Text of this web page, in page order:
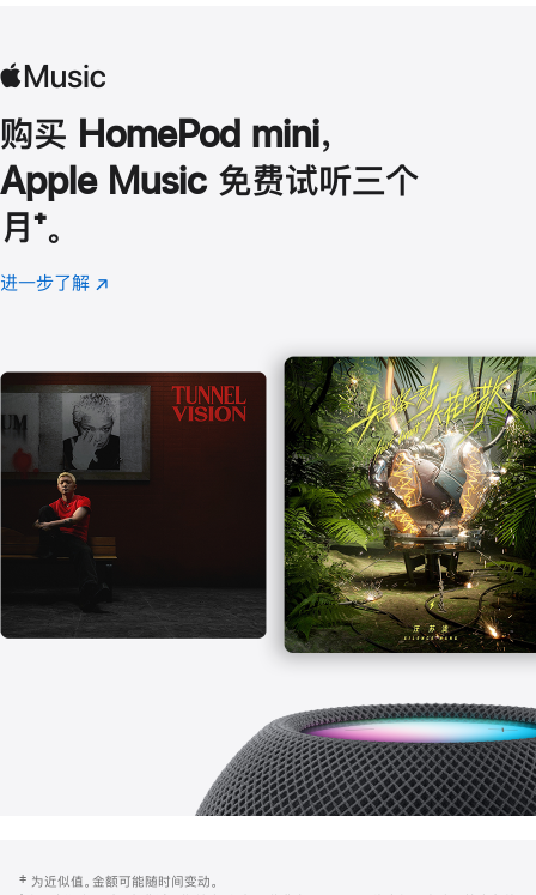
购买 HomePod mini，
Apple Music 免费试听三个
月 脚
注
⁺。
进一步了解 Apple
(在
口
中
打
开)
注
‡ 为近似值。金额可能随时间变动。